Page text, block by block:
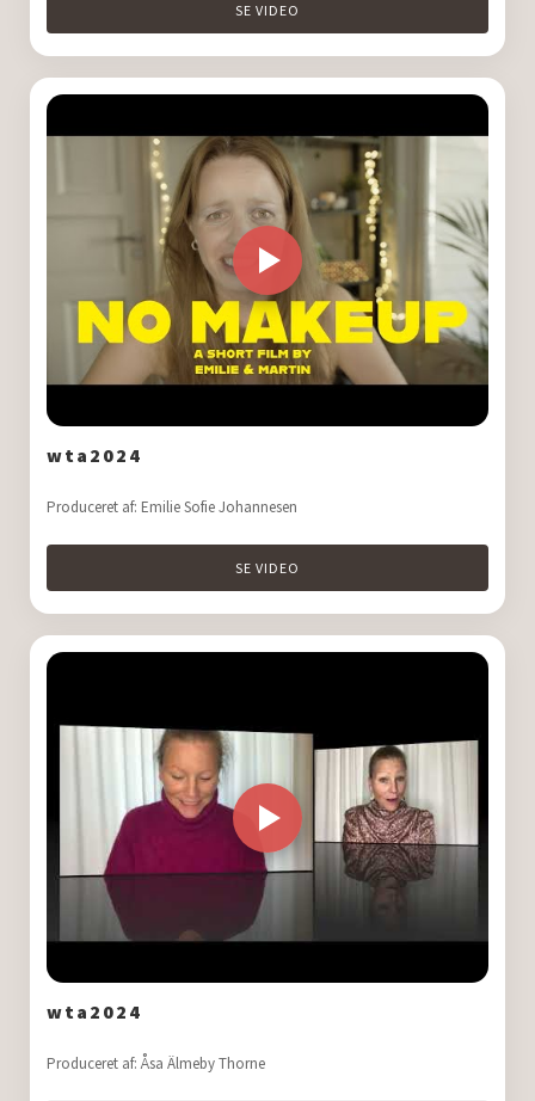
MyreExpressen Skadedyrskontrol
Verusian
Pizza and Dreams
Constructo bygg Sverige AB
STARK DANMARK A/S
SE VIDEO
wta2024
Produceret af: Emilie Sofie Johannesen
SE VIDEO
wta2024
Produceret af: Åsa Älmeby Thorne